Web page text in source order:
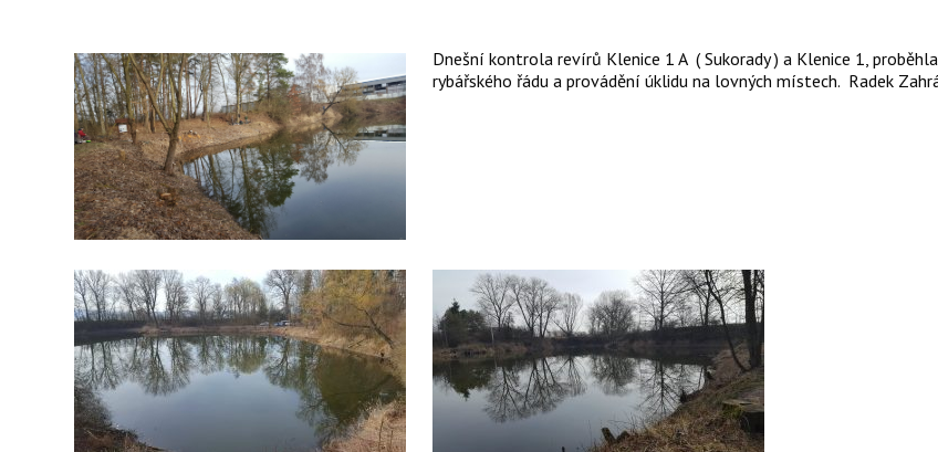
Dnešní kontrola revírů Klenice 1 A ( Sukorady ) a Klenice 1,
rybářského řádu a provádění úklidu na lovných místech. Radek